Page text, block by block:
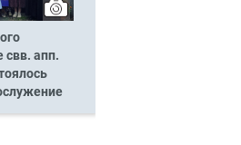
свв. апп.